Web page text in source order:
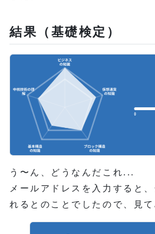
結果（基礎検定）
う〜ん、どうなんだこれ...
メールアドレスを入力すると
れるとのことでしたので、見て